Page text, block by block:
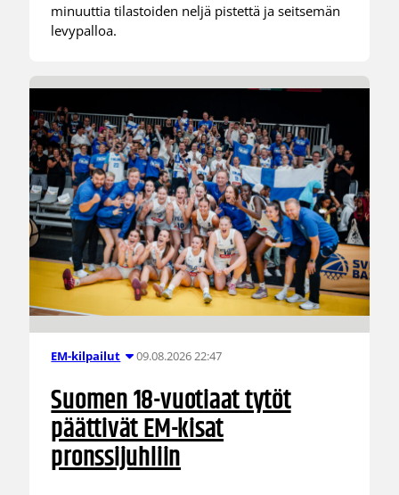
minuuttia tilastoiden neljä pistettä ja seitsemän
levypalloa.
EM-kilpailut 09.08.2026 22:47
Suomen 18-vuotiaat tytöt
päättivät EM-kisat
pronssijuhliin